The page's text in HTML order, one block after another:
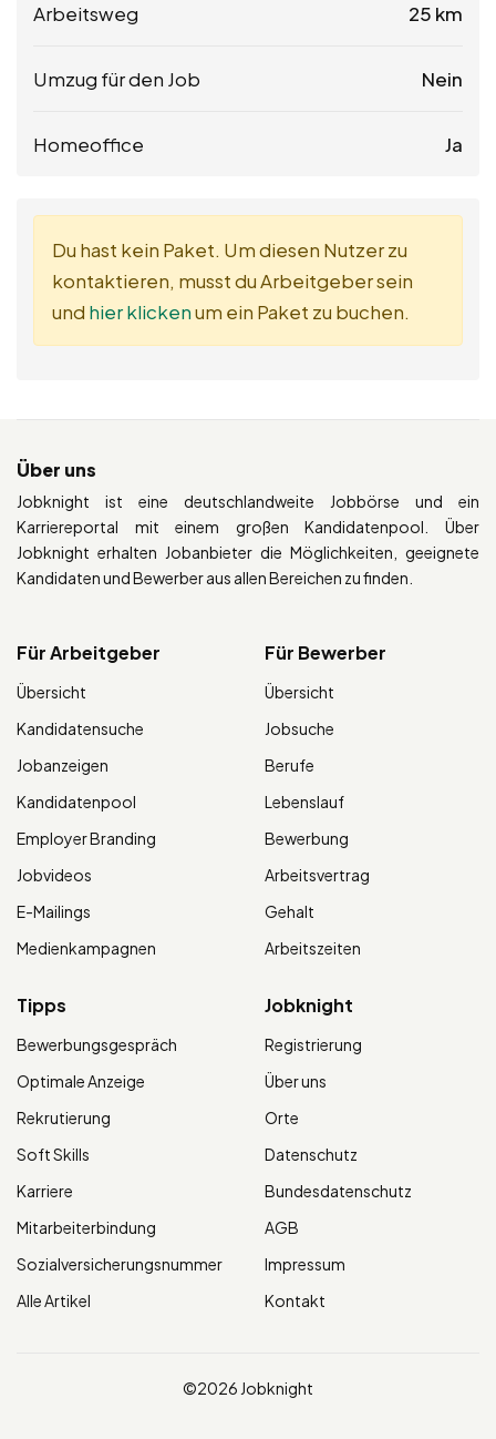
Arbeitsweg 25 km
Umzug für den Job Nein
Homeoffice Ja
Du hast kein Paket. Um diesen Nutzer zu
kontaktieren, musst du Arbeitgeber sein
und hier klickenum ein Paket zu buchen.
Über uns
Jobknight ist eine deutschlandweite Jobbörse und ein
Karriereportal mit einem großen Kandidatenpool. Über
Jobknight erhalten Jobanbieter die Möglichkeiten, geeignete
Kandidaten und Bewerber aus allen Bereichen zu finden.
Für Arbeitgeber
Übersicht
Kandidatensuche
Jobanzeigen
Kandidatenpool
Employer Branding
Jobvideos
E-Mailings
Medienkampagnen
Für Bewerber
Übersicht
Jobsuche
Berufe
Lebenslauf
Bewerbung
Arbeitsvertrag
Gehalt
Arbeitszeiten
Tipps
Bewerbungsgespräch
Optimale Anzeige
Rekrutierung
Soft Skills
Karriere
Mitarbeiterbindung
Sozialversicherungsnummer
Alle Artikel
Jobknight
Registrierung
Über uns
Orte
Datenschutz
Bundesdatenschutz
AGB
Impressum
Kontakt
©2026 Jobknight